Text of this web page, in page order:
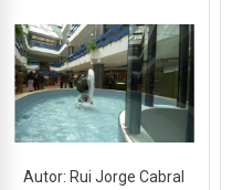
Autor: Rui Jorge Cabral